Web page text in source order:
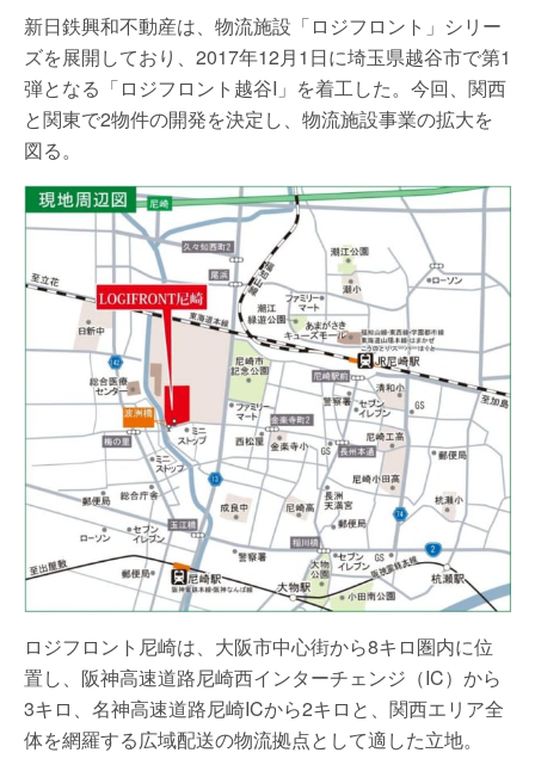
新日鉄興和不動産は、物流施設「ロジフロント」シリー
ズを展開しており、2017年12月1日に埼玉県越谷市で第1
弾となる「ロジフロント越谷I」を着工した。今回、関西
と関東で2物件の開発を決定し、物流施設事業の拡大を
図る。
ロジフロント尼崎は、大阪市中心街から8キロ圏内に位
置し、阪神高速道路尼崎西インターチェンジ（IC）から
3キロ、名神高速道路尼崎ICから2キロと、関西エリア全
体を網羅する広域配送の物流拠点として適した立地。